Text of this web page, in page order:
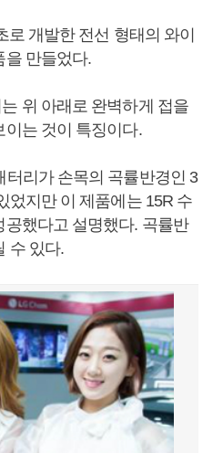
개발한 전선 형태의 와이
을 만들었다.
위 아래로 완벽하게 접을
이는 것이 특징이다.
터리가 손목의 곡률반경인 3
었지만 이 제품에는 15R 수
했다고 설명했다. 곡률반
수 있다.